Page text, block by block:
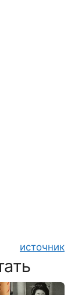
источник